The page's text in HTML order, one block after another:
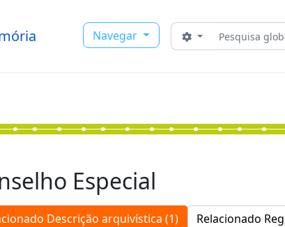
Navegar Buscar
Opções de busca
Especial
Descrição arquivística (1) Relacionado